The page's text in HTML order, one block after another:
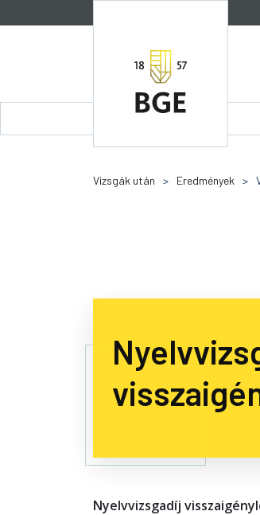
Vizsgák után > Eredmények >
Nyelvvizsgadíj